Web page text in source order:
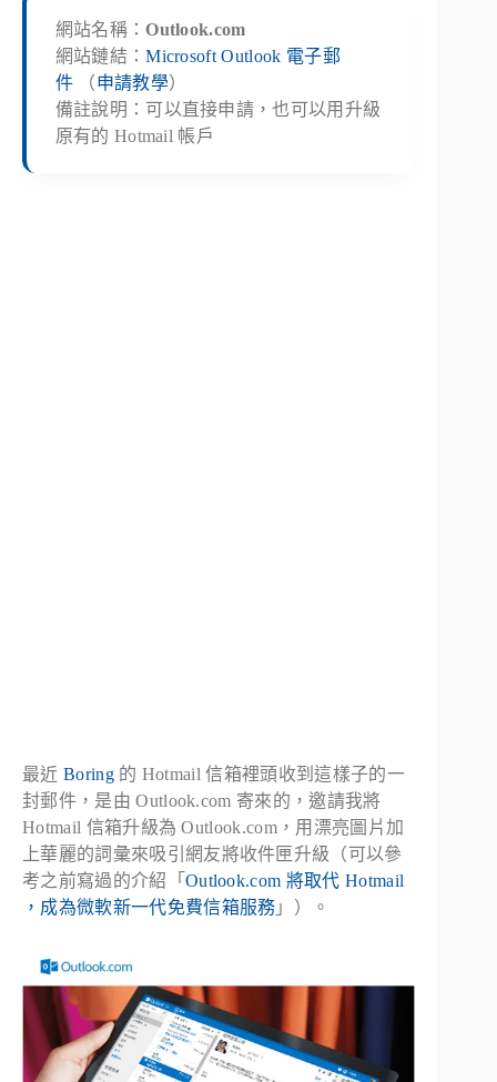
網站名稱：Outlook.com
網站鏈結：Microsoft Outlook 電子郵
件（ 申請教學）
備註說明：可以直接申請，也可以用升級
原有的 Hotmail 帳戶
最近 Boring的 Hotmail 信箱裡頭收到這樣子的一
封郵件，是由 Outlook.com 寄來的，邀請我將
Hotmail 信箱升級為 Outlook.com，用漂亮圖片加
上華麗的詞彙來吸引網友將收件匣升級（可以參
考之前寫過的介紹「 Outlook.com 將取代 Hotmail
，成為微軟新一代免費信箱服務 」）。